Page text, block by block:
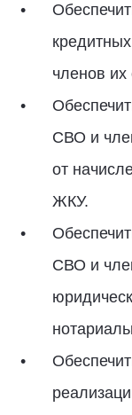
членов их
СВО и
от
ЖКУ.
СВО и